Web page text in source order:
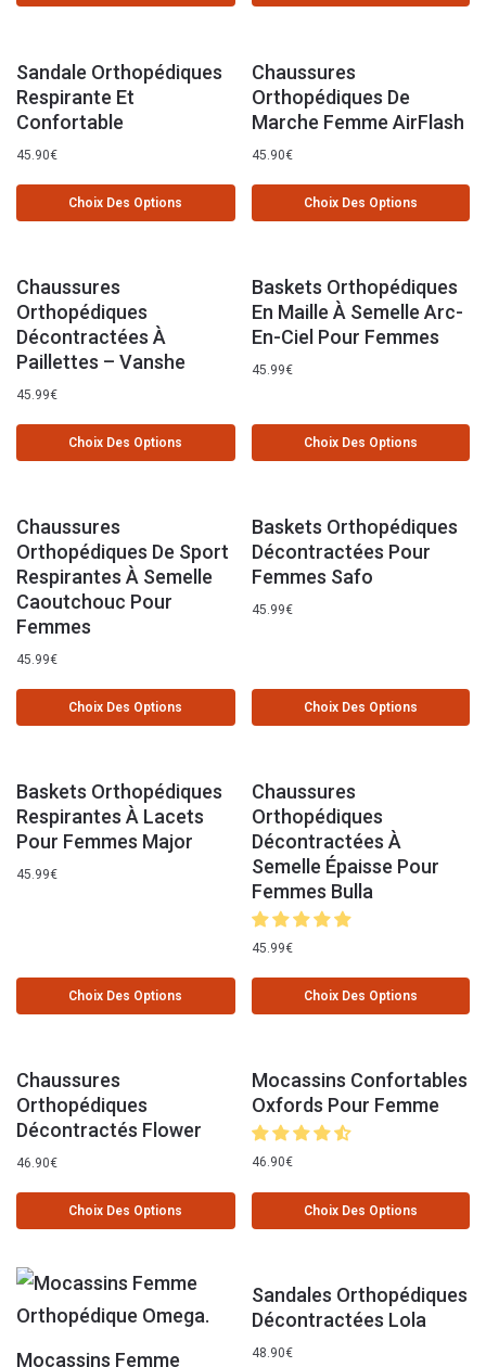
Sandale Orthopédiques
Respirante Et
Confortable
45.90€
Choix Des Options
Chaussures
Orthopédiques De
Marche Femme AirFlash
45.90€
Choix Des Options
Chaussures
Orthopédiques
Décontractées À
Paillettes – Vanshe
45.99€
Choix Des Options
Baskets Orthopédiques
En Maille À Semelle Arc-
En-Ciel Pour Femmes
45.99€
Choix Des Options
Chaussures
Orthopédiques De Sport
Respirantes À Semelle
Caoutchouc Pour
Femmes
45.99€
Choix Des Options
Baskets Orthopédiques
Décontractées Pour
Femmes Safo
45.99€
Choix Des Options
Baskets Orthopédiques
Respirantes À Lacets
Pour Femmes Major
45.99€
Choix Des Options
Chaussures
Orthopédiques
Décontractées À
Semelle Épaisse Pour
Femmes Bulla
45.99€
Choix Des Options
Chaussures
Orthopédiques
Décontractés Flower
46.90€
Choix Des Options
Mocassins Confortables
Oxfords Pour Femme
46.90€
Choix Des Options
Mocassins Femme
Sandales Orthopédiques
Décontractées Lola
48.90€